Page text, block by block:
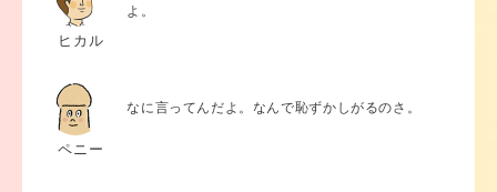
ヒカル
よ。
ペニー
なに言ってんだよ。なんで恥ずかしがるのさ。